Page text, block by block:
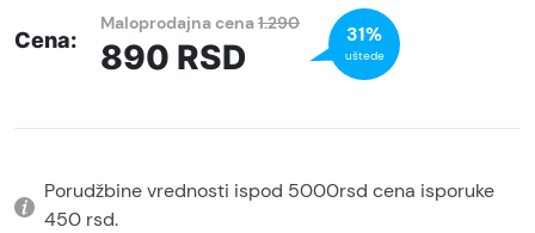
Cena:
Maloprodajna cena1.290
890 RSD
31%
uštede
Porudžbine vrednosti ispod 5000rsd cena isporuke
450 rsd.